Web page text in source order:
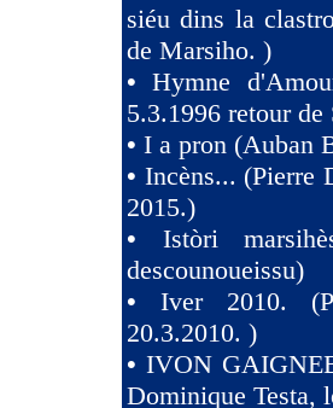
siéu dins la
de Marsiho. )
•Hymne
5.3.1996 retour
• I a pron (Auban
• Incèns... (Pierre
2015.)
• Istòri
descounoueissu)
• Iver 2010.
20.3.2010. )
• IVON
Dominique Testa,